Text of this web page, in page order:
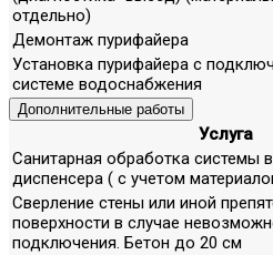
отдельно)
Демонтаж пурифайера
Установка пурифайера с
системе водоснабжения
Дополнительные работы
Услуга
Санитарная обработка системы
диспенсера ( с учетом
Сверление стены или иной
поверхности в случае
подключения. Бетон до 20 см